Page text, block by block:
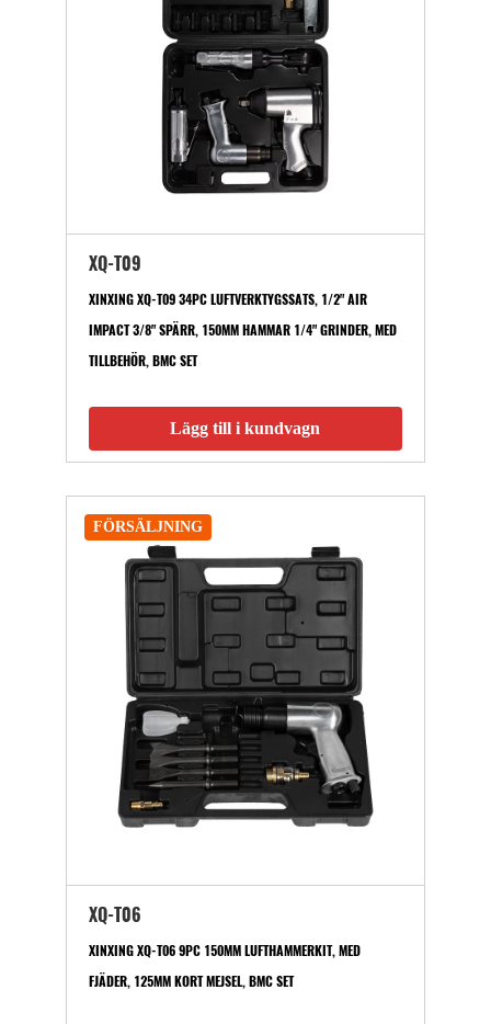
XQ-T09
XINXING XQ-T09 34PC LUFTVERKTYGSSATS, 1/2" AIR
IMPACT 3/8" SPÄRR, 150MM HAMMAR 1/4" GRINDER, MED
TILLBEHÖR, BMC SET
Lägg till i kundvagn
FÖRSÄLJNING
XQ-T06
XINXING XQ-T06 9PC 150MM LUFTHAMMERKIT, MED
FJÄDER, 125MM KORT MEJSEL, BMC SET